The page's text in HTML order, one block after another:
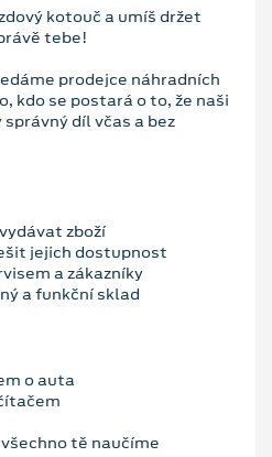
kotouč a umíš držet
tebe!
prodejce náhradních
kdo se postará o to, že naši
díl včas a bez
zboží
jejich dostupnost
a zákazníky
a funkční sklad
o auta
tě naučíme